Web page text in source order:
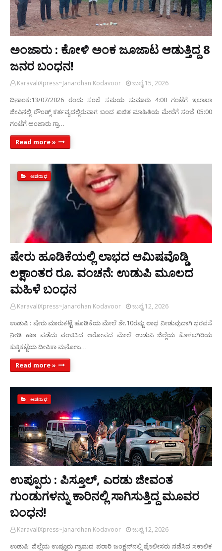
ಅಂಜಾರು : ಕೋಳಿ ಅಂಕ ಜೂಜಾಟ ಆಡುತ್ತಿದ್ದ 8
ಜನರ ಬಂಧನ!
KaravaliXpress~Janardhan Kodavoor ಜುಲೈ 15, 2026
ದಿನಾಂಕ:13/07/2026 ರಂದು ಸಂಜೆ ಸಮಯ ಸುಮಾರು 4:00 ಗಂಟೆಗೆ ಇಲಾಖಾ
ಜೀಪಿನಲ್ಲಿ ರೌಂಡ್ಸ್ ಕರ್ತವ್ಯದಲ್ಲಿರುವಾಗ ಬಂದ ಖಚಿತ ಮಾಹಿತಿಯ ಮೇರೆಗೆ ಸಂಜೆ 05:00
ಗಂಟೆಗೆ ಅಂಜಾರು ಗ್ರಾ…
Read more »
ಅಪರಾಧ
ಷೇರು ಹೂಡಿಕೆಯಲ್ಲಿ ಲಾಭದ ಆಮಿಷವೊಡ್ಡಿ
ಲಕ್ಷಾಂತರ ರೂ. ವಂಚನೆ: ಉಡುಪಿ ಮೂಲದ
ಮಹಿಳೆ ಬಂಧನ
KaravaliXpress~Janardhan Kodavoor ಜುಲೈ 12, 2026
ಉಡುಪಿ : ಷೇರು ಮಾರುಕಟ್ಟೆ ಹೂಡಿಕೆಯ ಮೇಲೆ ಶೇ.10ರಷ್ಟು ಲಾಭ ನೀಡುವುದಾಗಿ ಭರವಸೆ
ನೀಡಿ ಹಣ ಪಡೆದು ವಂಚಿಸಿದ ಆರೋಪದ ಮೇಲೆ ಉಡುಪಿ ಜಿಲ್ಲೆಯ ಕೊಳಲಗಿರಿಯ
ಕುಕ್ಕಿಕಟ್ಟೆಯ ದೀಪಿಕಾ ಮನೋಜ…
Read more »
ಅಪರಾಧ
ಉಪ್ಪೂರು : ಪಿಸ್ತೂಲ್, ಎರಡು ಜೀವಂತ
ಗುಂಡುಗಳನ್ನು ಕಾರಿನಲ್ಲಿ ಸಾಗಿಸುತ್ತಿದ್ದ ಮೂವರ
ಬಂಧನ!
KaravaliXpress~Janardhan Kodavoor ಜುಲೈ 12, 2026
ಉಡುಪಿ: ಜಿಲ್ಲೆಯ ಉಪ್ಪೂರು ಗ್ರಾಮದ ಪರಾರಿ ಜಂಕ್ಷನ್‌ನಲ್ಲಿ ಪೊಲೀಸರು ನಡೆಸಿದ ಸಕಾಲಿಕ